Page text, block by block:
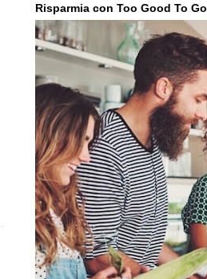
Risparmia con Too Good To Go